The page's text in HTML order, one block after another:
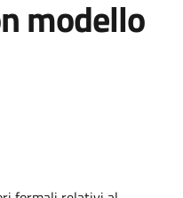
modello